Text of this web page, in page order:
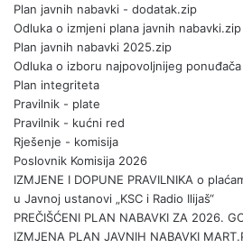
Plan javnih nabavki - dodatak.zip
Odluka o izmjeni plana javnih nabavki.zip
Plan javnih nabavki 2025.zip
Odluka o izboru najpovoljnijeg ponuđača
Plan integriteta
Pravilnik - plate
Pravilnik - kućni red
Rješenje - komisija
Poslovnik Komisija 2026
IZMJENE I DOPUNE PRAVILNIKA o
u Javnoj ustanovi „KSC i Radio Ilijaš“
PREČIŠĆENI PLAN NABAVKI ZA 2026.
IZMJENA PLAN JAVNIH NABAVKI